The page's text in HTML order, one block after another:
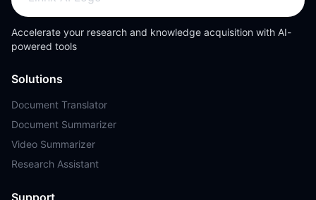
Accelerate your research and knowledge acquisition with AI-
powered tools
Solutions
Document Translator
Document Summarizer
Video Summarizer
Research Assistant
Support